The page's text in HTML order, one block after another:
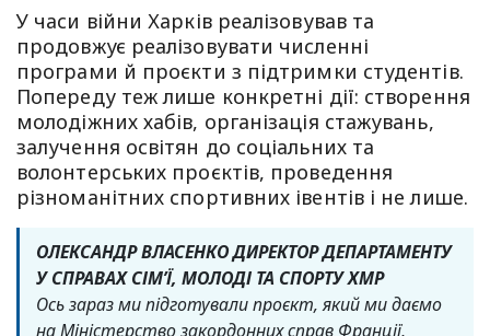
У часи війни Харків реалізовував та
продовжує реалізовувати численні
програми й проєкти з підтримки студентів.
Попереду теж лише конкретні дії: створення
молодіжних хабів, організація стажувань,
залучення освітян до соціальних та
волонтерських проєктів, проведення
різноманітних спортивних івентів і не лише.
ОЛЕКСАНДР ВЛАСЕНКО ДИРЕКТОР ДЕПАРТАМЕНТУ
У СПРАВАХ СІМ’Ї, МОЛОДІ ТА СПОРТУ ХМР
Ось зараз ми підготували проєкт, який ми даємо
на Міністерство закордонних справ Франції,